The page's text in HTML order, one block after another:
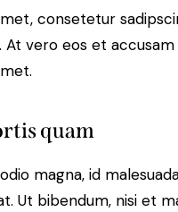
consetetur
At vero eos et
quam
magna, id
Ut bibendum, nisi et